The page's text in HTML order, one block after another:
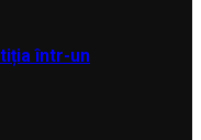
într-un